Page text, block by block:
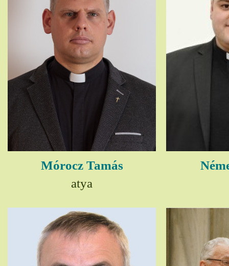
Mórocz Tamás
atya